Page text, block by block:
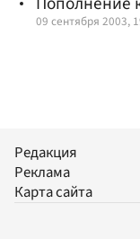
09 сентября 2003,
Редакция
Реклама
Карта сайта